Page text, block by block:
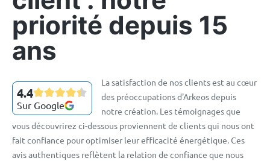
priorité depuis 15
ans
4.4
Sur Google
La satisfaction de nos clients est au cœur
des préoccupations d'Arkeos depuis
notre création. Les témoignages que
vous découvrirez ci-dessous proviennent de clients qui nous ont
fait confiance pour optimiser leur efficacité énergétique. Ces
avis authentiques reflètent la relation de confiance que nous